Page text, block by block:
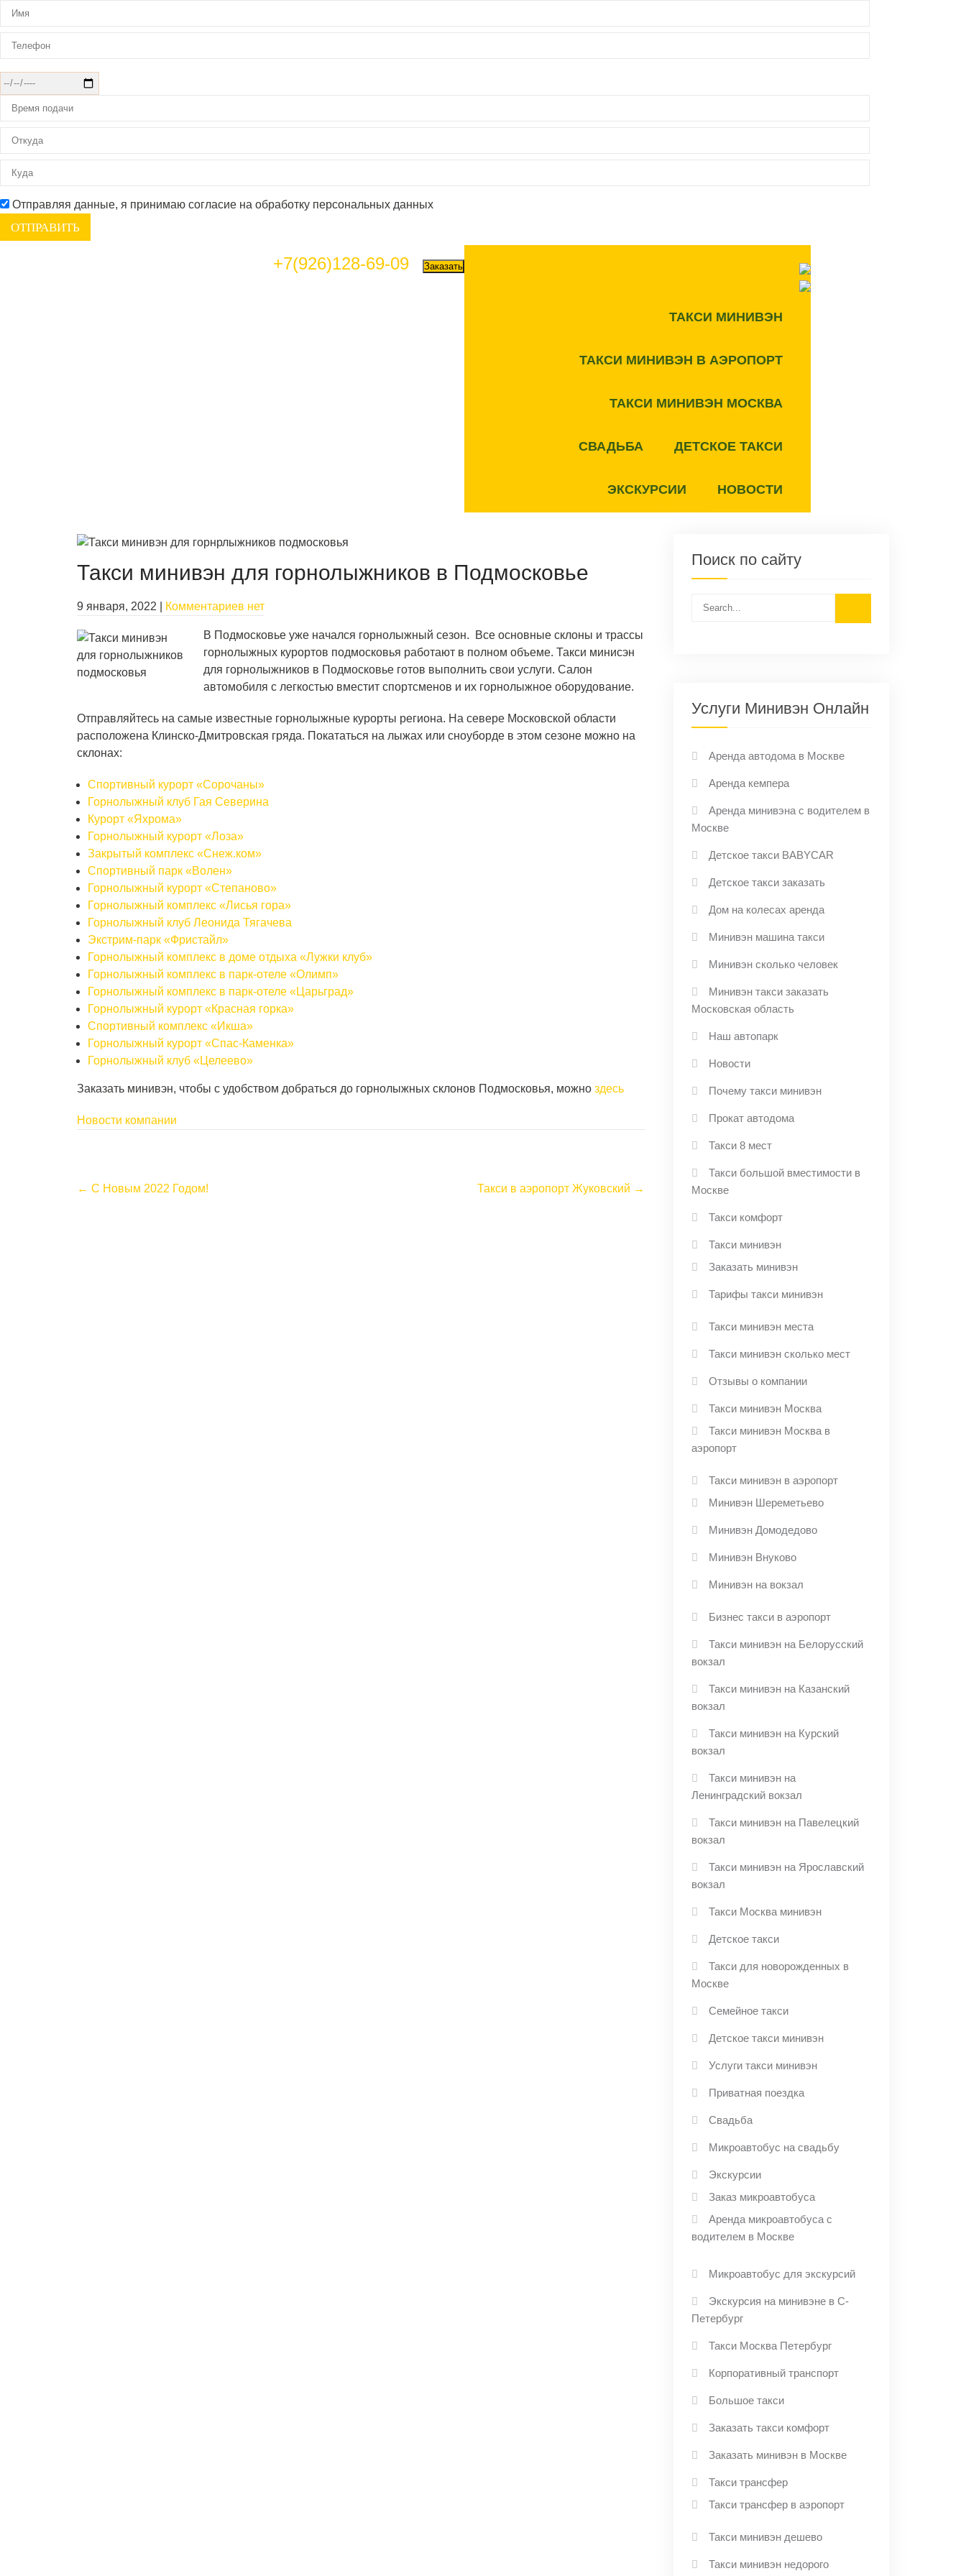
Отправляя данные, я принимаю согласие на обработку персональных данных
+7(926)128-69-09 Заказать
ТАКСИ МИНИВЭН
ТАКСИ МИНИВЭН В АЭРОПОРТ
ТАКСИ МИНИВЭН МОСКВА
СВАДЬБА ДЕТСКОЕ ТАКСИ
ЭКСКУРСИИ НОВОСТИ
Такси минивэн для горнолыжников в Подмосковье
9 января, 2022 Комментариев нет
В Подмосковье уже начался горнолыжный сезон. Все основные склоны и трассы
горнолыжных курортов подмосковья работают в полном объеме. Такси минисэн
для горнолыжников в Подмосковье готов выполнить свои услуги. Салон
автомобиля с легкостью вместит спортсменов и их горнолыжное оборудование.
Отправляйтесь на самые известные горнолыжные курорты региона. На севере Московской области
расположена Клинско-Дмитровская гряда. Покататься на лыжах или сноуборде в этом сезоне можно на
склонах:
Спортивный курорт «Сорочаны»
Горнолыжный клуб Гая Северина
Курорт «Яхрома»
Горнолыжный курорт «Лоза»
Закрытый комплекс «Снеж.ком»
Спортивный парк «Волен»
Горнолыжный курорт «Степаново»
Горнолыжный комплекс «Лисья гора»
Горнолыжный клуб Леонида Тягачева
Экстрим-парк «Фристайл»
Горнолыжный комплекс в доме отдыха «Лужки клуб»
Горнолыжный комплекс в парк-отеле «Олимп»
Горнолыжный комплекс в парк-отеле «Царьград»
Горнолыжный курорт «Красная горка»
Спортивный комплекс «Икша»
Горнолыжный курорт «Спас-Каменка»
Горнолыжный клуб «Целеево»
Заказать минивэн, чтобы с удобством добраться до горнолыжных склонов Подмосковья, можно здесь
Новости компании
o
← С Новым 2022 Годом! Такси в аэропорт Жуковский →
Поиск по сайту
Услуги Минивэн Онлайн
Аренда автодома в Москве
Аренда кемпера
Аренда минивэна с водителем в
Москве
Детское такси BABYCAR
Детское такси заказать
Дом на колесах аренда
Минивэн машина такси
Минивэн сколько человек
Минивэн такси заказать
Московская область
Наш автопарк
Новости
Почему такси минивэн
Прокат автодома
Такси 8 мест
Такси большой вместимости в
Москве
Такси комфорт
Такси минивэн
Заказать минивэн
Тарифы такси минивэн
Такси минивэн места
Такси минивэн сколько мест
Отзывы о компании
Такси минивэн Москва
Такси минивэн Москва в
аэропорт
Такси минивэн в аэропорт
Минивэн Шереметьево
Минивэн Домодедово
Минивэн Внуково
Минивэн на вокзал
Бизнес такси в аэропорт
Такси минивэн на Белорусский
вокзал
Такси минивэн на Казанский
вокзал
Такси минивэн на Курский
вокзал
Такси минивэн на
Ленинградский вокзал
Такси минивэн на Павелецкий
вокзал
Такси минивэн на Ярославский
вокзал
Такси Москва минивэн
Детское такси
Такси для новорожденных в
Москве
Семейное такси
Детское такси минивэн
Услуги такси минивэн
Приватная поездка
Свадьба
Микроавтобус на свадьбу
Экскурсии
Заказ микроавтобуса
Аренда микроавтобуса с
водителем в Москве
Микроавтобус для экскурсий
Экскурсия на минивэне в С-
Петербург
Такси Москва Петербург
Корпоративный транспорт
Большое такси
Заказать такси комфорт
Заказать минивэн в Москве
Такси трансфер
Такси трансфер в аэропорт
Такси минивэн дешево
Такси минивэн недорого